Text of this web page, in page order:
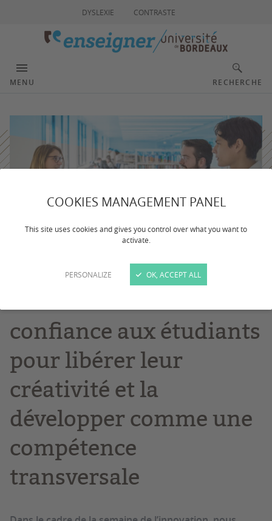
COOKIES MANAGEMENT PANEL
This site uses cookies and gives you control over what you want to
activate.
PERSONALIZE OK, ACCEPT ALL
DYSLEXIE CONTRASTE
MENU RECHERCHE
Tous créatifs ! Donner
confiance aux étudiants
pour libérer leur
créativité et la
développer comme une
compétence
transversale